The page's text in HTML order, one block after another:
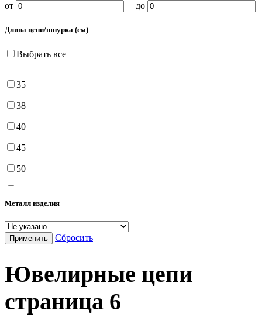
от до
Длина цепи/шнурка (см)
Выбрать все
35
38
40
45
50
65
75
Металл изделия
Применить Сбросить
Ювелирные цепи
страница 6